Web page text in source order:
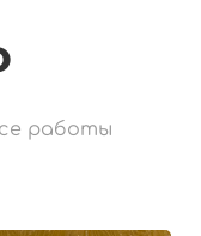
работы